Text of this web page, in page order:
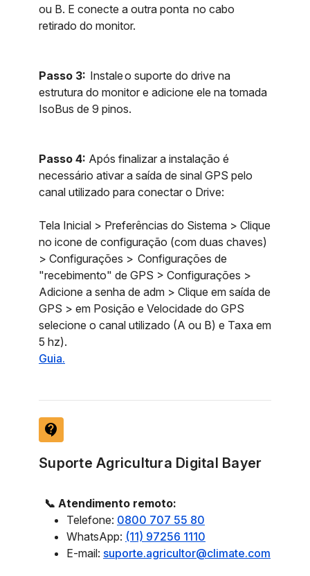
ou B. E conecte a outra ponta no cabo
retirado do monitor.
Passo 3: Instale o suporte do drive na
estrutura do monitor e adicione ele na tomada
IsoBus de 9 pinos.
Passo 4: Após finalizar a instalação é
necessário ativar a saída de sinal GPS pelo
canal utilizado para conectar o Drive:
Tela Inicial > Preferências do Sistema > Clique
no icone de configuração (com duas chaves)
> Configurações > Configurações de
"recebimento" de GPS > Configurações >
Adicione a senha de adm > Clique em saída de
GPS > em Posição e Velocidade do GPS
selecione o canal utilizado (A ou B) e Taxa em
5 hz).
Guia.
contact_support
Suporte Agricultura Digital Bayer
📞 Atendimento remoto:
Telefone: 0800 707 55 80
WhatsApp: (11) 97256 1110
E-mail: suporte.agricultor@climate.com